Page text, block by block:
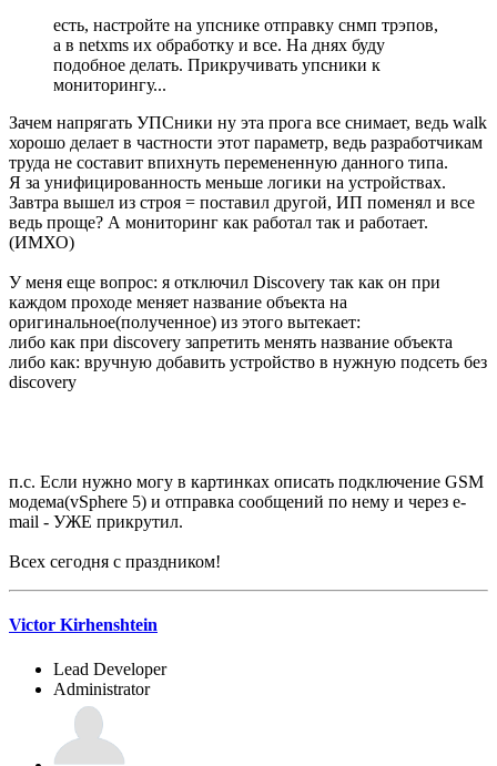
есть, настройте на упснике отправку снмп трэпов,
а в netxms их обработку и все. На днях буду
подобное делать. Прикручивать упсники к
мониторингу...
Зачем напрягать УПСники ну эта прога все снимает, ведь walk
хорошо делает в частности этот параметр, ведь разработчикам
труда не составит впихнуть перемененную данного типа.
Я за унифицированность меньше логики на устройствах.
Завтра вышел из строя = поставил другой, ИП поменял и все
ведь проще? А мониторинг как работал так и работает.
(ИМХО)
У меня еще вопрос: я отключил Discovery так как он при
каждом проходе меняет название объекта на
оригинальное(полученное) из этого вытекает:
либо как при discovery запретить менять название объекта
либо как: вручную добавить устройство в нужную подсеть без
discovery
п.с. Если нужно могу в картинках описать подключение GSM
модема(vSphere 5) и отправка сообщений по нему и через e-
mail - УЖЕ прикрутил.
Всех сегодня с праздником!
Victor Kirhenshtein
Lead Developer
Administrator